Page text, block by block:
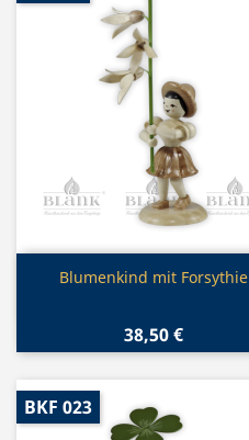
Vorschau
Blumenkind mit Forsythie
38,50 €
BKF 023